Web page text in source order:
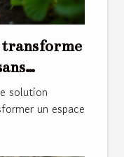
solution
un espace